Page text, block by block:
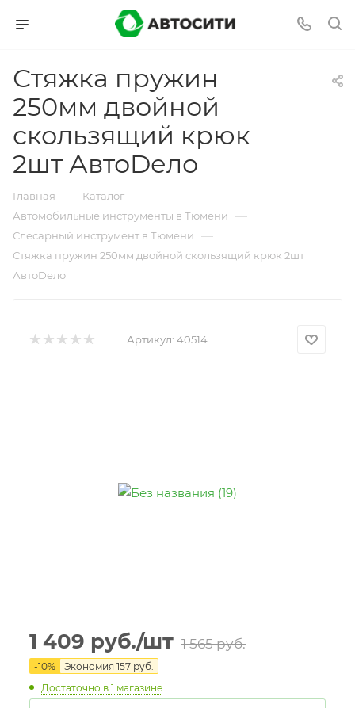
Стяжка пружин
250мм двойной
скользящий крюк
2шт АвтоDело
Главная — Каталог —
Автомобильные инструменты в Тюмени —
Слесарный инструмент в Тюмени —
Стяжка пружин 250мм двойной скользящий крюк 2шт
АвтоDело
Артикул: 40514
1 409 руб./шт 1 565руб.
-10% Экономия 157 руб.
Достаточно в 1 магазине